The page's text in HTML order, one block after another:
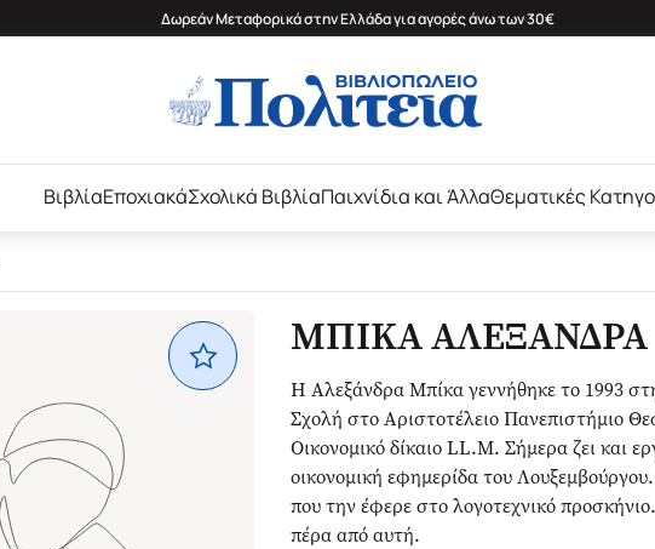
Δωρεάν Μεταφορικά στην Ελλάδα για αγορές άνω των 30€
ΒιβλίαΕποχιακάΣχολικά ΒιβλίαΠαιχνίδια και ΆλλαΘεματικές
ΜΠΙΚΑ ΑΛΕΞΑΝΔΡΑ
Η Αλεξάνδρα Μπίκα γεννήθηκε το 1993
Σχολή στο Αριστοτέλειο Πανεπιστήμιο
Οικονομικό δίκαιο LL.M. Σήμερα ζει και
οικονομική εφημερίδα του
που την έφερε στο λογοτεχνικό
πέρα από αυτή.